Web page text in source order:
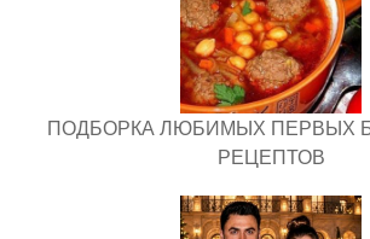
ПОДБОРКА ЛЮБИМЫХ ПЕРВЫХ
РЕЦЕПТОВ